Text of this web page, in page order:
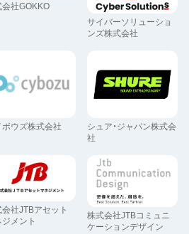
会社GOKKO
サイバーソリューショ
ンズ株式会社
ボウズ株式会社
シュア・ジャパン株式会
社
社JTBアセット
ジメント
株式会社JTBコミュニ
ケーションデザイン